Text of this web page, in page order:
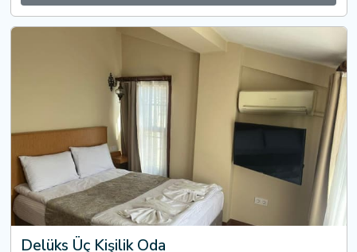
Delüks Üç Kişilik Oda